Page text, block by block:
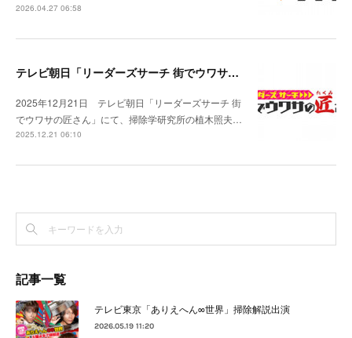
2026.04.27 06:58
テレビ朝日「リーダーズサーチ 街でウワサの匠さん」出演
2025年12月21日 テレビ朝日「リーダーズサーチ 街
でウワサの匠さん」にて、掃除学研究所の植木照夫…
2025.12.21 06:10
記事一覧
テレビ東京「ありえへん∞世界」掃除解説出演
2026.05.19 11:20